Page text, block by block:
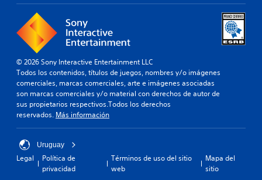
© 2026 Sony Interactive Entertainment LLC
Todos los contenidos, títulos de juegos, nombres y/o imágenes
comerciales, marcas comerciales, arte e imágenes asociadas
son marcas comerciales y/o material con derechos de autor de
sus propietarios respectivos.Todos los derechos
reservados. Más información
Uruguay
Legal
Política de
privacidad
Términos de uso del sitio
web
Mapa del
sitio